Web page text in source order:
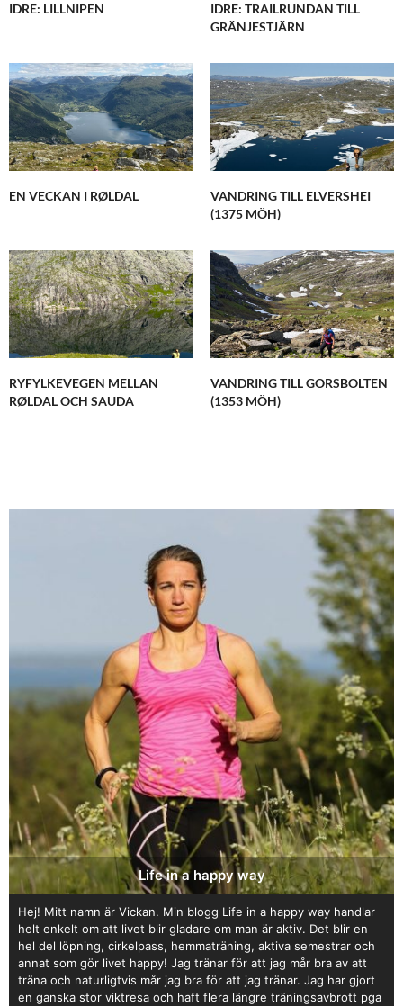
IDRE: LILLNIPEN
IDRE: TRAILRUNDAN TILL
GRÄNJESTJÄRN
EN VECKAN I RØLDAL
VANDRING TILL ELVERSHEI
(1375 MÖH)
RYFYLKEVEGEN MELLAN
RØLDAL OCH SAUDA
VANDRING TILL GORSBOLTEN
(1353 MÖH)
Life in a happy way
Hej! Mitt namn är Vickan. Min blogg Life in a happy way handlar
helt enkelt om att livet blir gladare om man är aktiv. Det blir en
hel del löpning, cirkelpass, hemmaträning, aktiva semestrar och
annat som gör livet happy! Jag tränar för att jag mår bra av att
träna och naturligtvis mår jag bra för att jag tränar. Jag har gjort
en ganska stor viktresa och haft flera längre träningsavbrott pga